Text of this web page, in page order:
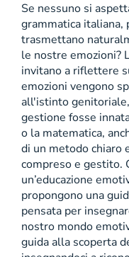
Se nessuno si
grammatica italiana,
trasmettano
le nostre emozioni?
invitano a riflettere
emozioni vengono
all'istinto
gestione fosse
o la matematica,
di un metodo chiaro
compreso e gestito.
un’educazione
propongono una
pensata per
nostro mondo
guida alla scoperta